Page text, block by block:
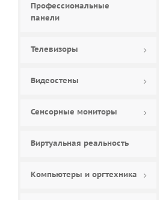
Профессиональные
панели
Телевизоры
Видеостены
Сенсорные мониторы
Виртуальная реальность
Компьютеры и оргтехника